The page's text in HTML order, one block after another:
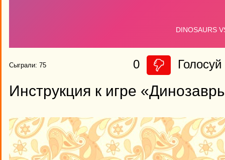
Сыграли: 75 0 Голосуй
Инструкция к игре